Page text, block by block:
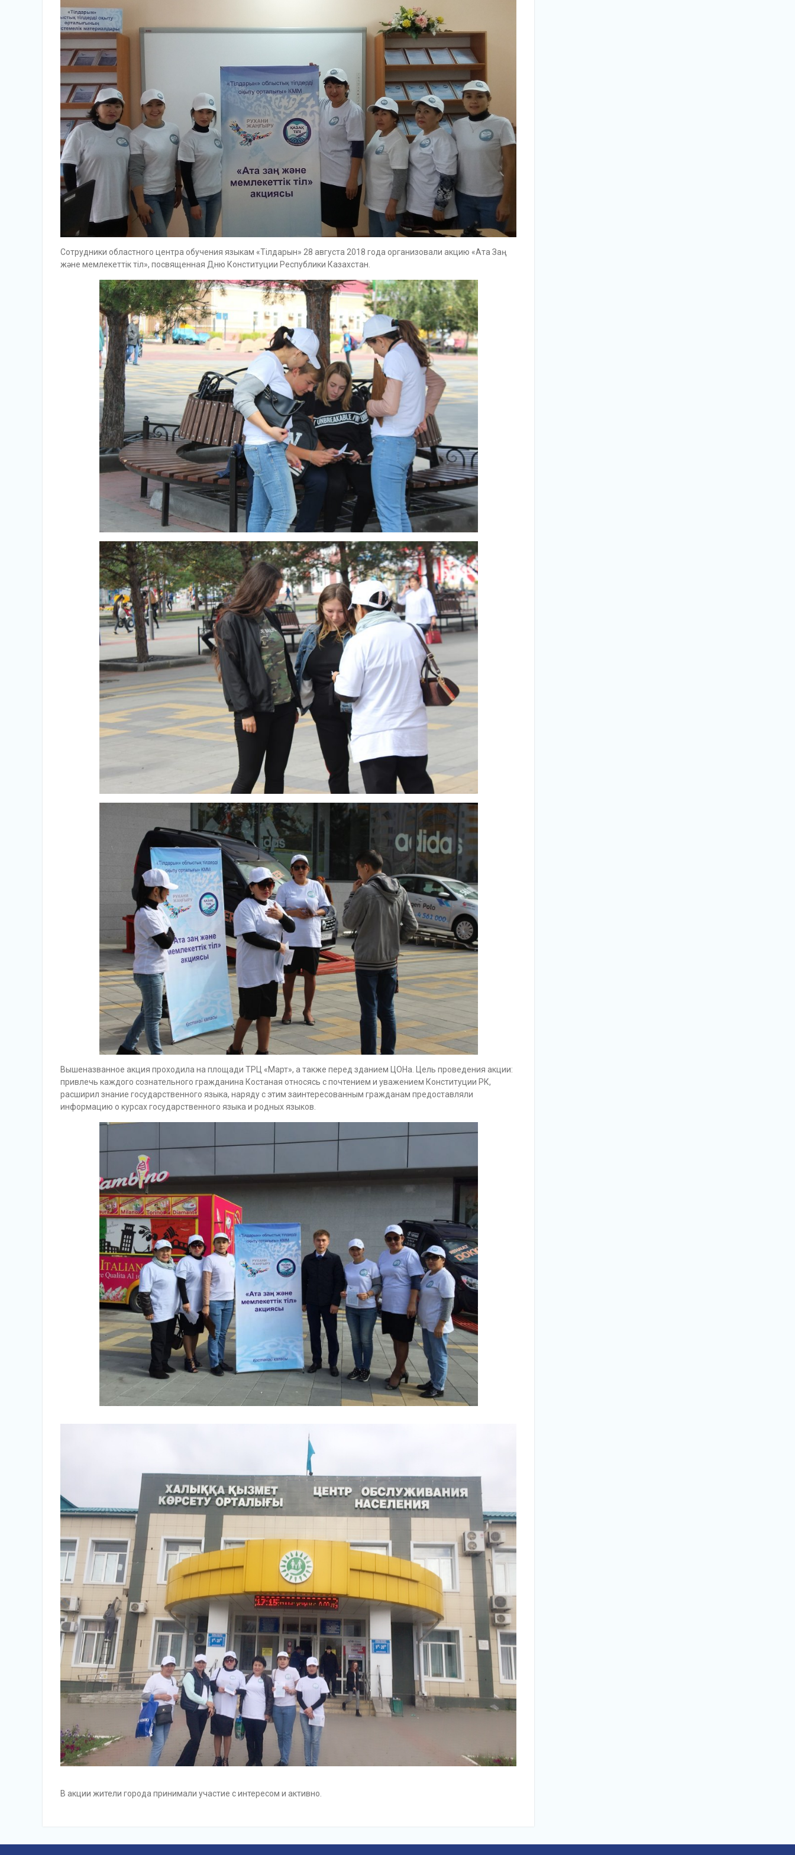
Cотрудники областного центра обучения языкам «Тілдарын» 28 августа 2018 года организовали акцию «Ата Заң
және мемлекеттік тіл», посвященная Дню Конституции Республики Казахстан.
Вышеназванное акция проходила на площади ТРЦ «Март», а также перед зданием ЦОНа. Цель проведения акции:
привлечь каждого сознательного гражданина Костаная относясь с почтением и уважением Конституции РК,
расширил знание государственного языка, наряду с этим заинтересованным гражданам предоставляли
информацию о курсах государственного языка и родных языков.
В акции жители города принимали участие с интересом и активно.